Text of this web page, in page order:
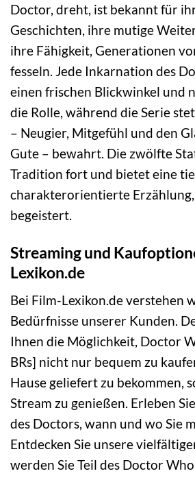
Doctor, dreht, ist bekannt für
Geschichten, ihre mutige
ihre Fähigkeit, Generationen
fesseln. Jede Inkarnation des
einen frischen Blickwinkel und
die Rolle, während die Serie
– Neugier, Mitgefühl und den
Gute – bewahrt. Die zwölfte
Tradition fort und bietet eine
charakterorientierte Erzählung,
begeistert.
Streaming und
Lexikon.de
Bei Film-Lexikon.de verstehen
Bedürfnisse unserer Kunden.
Ihnen die Möglichkeit, Doctor
BRs] nicht nur bequem zu
Hause geliefert zu bekommen,
Stream zu genießen. Erleben
des Doctors, wann und wo Sie
Entdecken Sie unsere
werden Sie Teil des Doctor